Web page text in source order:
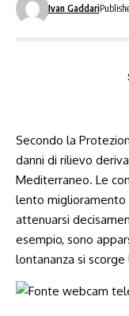
Ivan Gaddari
Secondo la
danni di rilievo
Mediterraneo. Le
lento
attenuarsi
esempio, sono
lontananza si scorge